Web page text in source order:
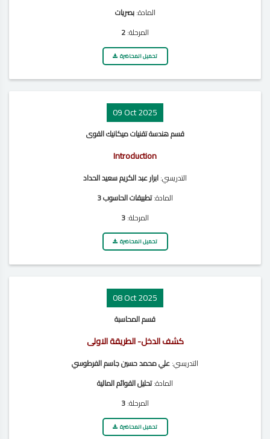
المادة:بصريات
المرحلة:2
تحميل المحاضرة
09 Oct 2025
قسم هندسة تقنيات ميكانيك القوى
Introduction
التدريسي:ابرار عبد الكريم سعيد الحداد
المادة:تطبيقات الحاسوب 3
المرحلة:3
تحميل المحاضرة
08 Oct 2025
قسم المحاسبة
كشف الدخل- الطريقة الاولى
التدريسي:علي محمد حسين جاسم الفرطوسي
المادة:تحليل القوائم المالية
المرحلة:3
تحميل المحاضرة